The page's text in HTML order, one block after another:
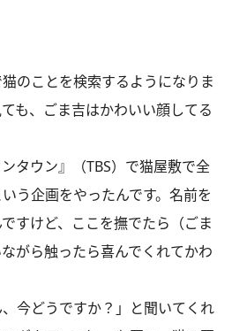
のことを検索するようになりま
も、ごま吉はかわいい顔してる
タウン』（TBS）で猫屋敷で全
う企画をやったんです。名前を
すけど、ここを撫でたら（ごま
がら触ったら喜んでくれてかわ
今どうですか？」と聞いてくれ